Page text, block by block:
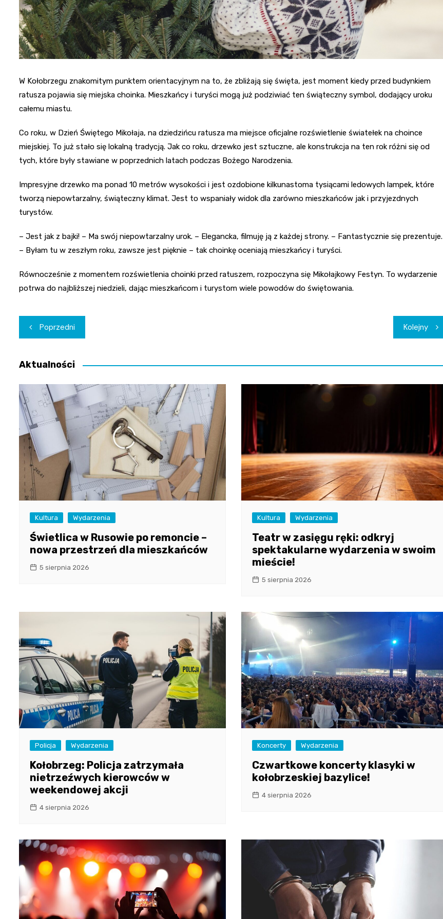
W Kołobrzegu znakomitym punktem orientacyjnym na to, że zbliżają się święta, jest moment kiedy przed budynkiem
ratusza pojawia się miejska choinka. Mieszkańcy i turyści mogą już podziwiać ten świąteczny symbol, dodający uroku
całemu miastu.
Co roku, w Dzień Świętego Mikołaja, na dziedzińcu ratusza ma miejsce oficjalne rozświetlenie światełek na choince
miejskiej. To już stało się lokalną tradycją. Jak co roku, drzewko jest sztuczne, ale konstrukcja na ten rok różni się od
tych, które były stawiane w poprzednich latach podczas Bożego Narodzenia.
Impresyjne drzewko ma ponad 10 metrów wysokości i jest ozdobione kilkunastoma tysiącami ledowych lampek, które
tworzą niepowtarzalny, świąteczny klimat. Jest to wspaniały widok dla zarówno mieszkańców jak i przyjezdnych
turystów.
– Jest jak z bajki! – Ma swój niepowtarzalny urok. – Elegancka, filmuję ją z każdej strony. – Fantastycznie się prezentuje.
– Byłam tu w zeszłym roku, zawsze jest pięknie – tak choinkę oceniają mieszkańcy i turyści.
Równocześnie z momentem rozświetlenia choinki przed ratuszem, rozpoczyna się Mikołajkowy Festyn. To wydarzenie
potrwa do najbliższej niedzieli, dając mieszkańcom i turystom wiele powodów do świętowania.
Nawigacja
wpisu
Poprzedni Kolejny
Aktualności
Kultura Wydarzenia
Świetlica w Rusowie po remoncie –
nowa przestrzeń dla mieszkańców
5 sierpnia 2026
Kultura Wydarzenia
Teatr w zasięgu ręki: odkryj
spektakularne wydarzenia w swoim
mieście!
5 sierpnia 2026
Policja Wydarzenia
Kołobrzeg: Policja zatrzymała
nietrzeźwych kierowców w
weekendowej akcji
4 sierpnia 2026
Koncerty Wydarzenia
Czwartkowe koncerty klasyki w
kołobrzeskiej bazylice!
4 sierpnia 2026